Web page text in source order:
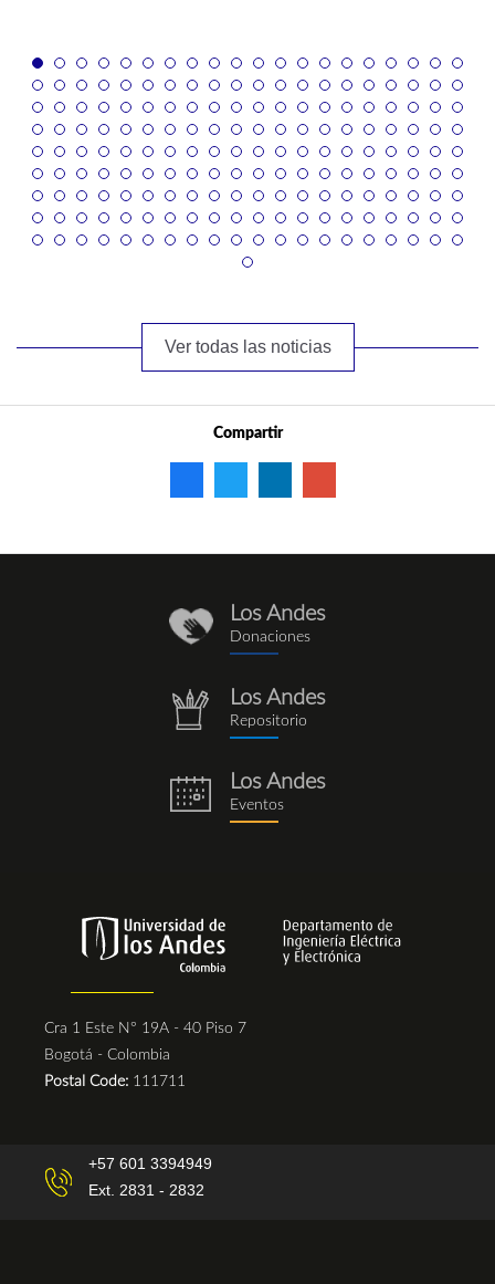
Ver todas las noticias
Compartir
donaciones_1.png
Los Andes
Donaciones
repositorio.png
Los Andes
Repositorio
eventos.png
Los Andes
Eventos
Cra 1 Este N° 19A - 40 Piso 7
Bogotá - Colombia
Postal Code: 111711
+57 601 3394949
Ext. 2831 - 2832